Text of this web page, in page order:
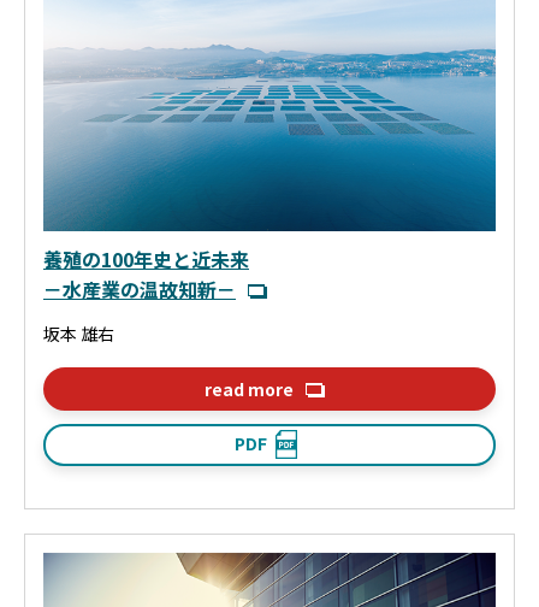
養殖の100年史と近未来
－水産業の温故知新－
坂本 雄右
read more
PDF